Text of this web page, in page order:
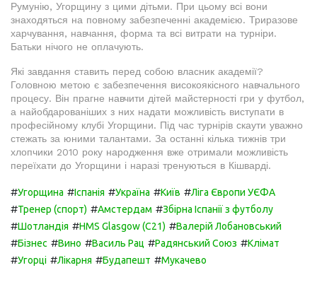
Румунію, Угорщину з цими дітьми. При цьому всі вони
знаходяться на повному забезпеченні академією. Триразове
харчування, навчання, форма та всі витрати на турніри.
Батьки нічого не оплачують.
Які завдання ставить перед собою власник академії?
Головною метою є забезпечення високоякісного навчального
процесу. Він прагне навчити дітей майстерності гри у футбол,
а найобдарованіших з них надати можливість виступати в
професійному клубі Угорщини. Під час турнірів скаути уважно
стежать за юними талантами. За останні кілька тижнів три
хлопчики 2010 року народження вже отримали можливість
переїхати до Угорщини і наразі тренуються в Кішварді.
#Угорщина #Іспанія #Україна #Київ #Ліга Європи УЄФА
#Тренер (спорт) #Амстердам #Збірна Іспанії з футболу
#Шотландія #HMS Glasgow (C21) #Валерій Лобановський
#Бізнес #Вино #Василь Рац #Радянський Союз #Клімат
#Угорці #Лікарня #Будапешт #Мукачево